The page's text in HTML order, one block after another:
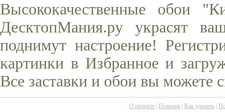
Высококачественные обои
ДесктопМания.ру украсят
поднимут настроение!
картинки в Избранное и
Все заставки и обои вы можете
О проекте Помощь Как удалить